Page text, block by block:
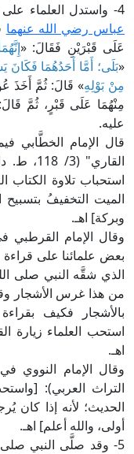
رضي الله عنهما
قَبْرَيْنِ فَقَالَ: «
بَلَى؛ أَمَّا أَحَدُهُمَا فَكَانَ
بَوْلِهِ» قَالَ: ثُمَّ أَخَذَ
عَلَى قَبْرٍ، ثُمَّ قَالَ: «
الإمام الخطَّابي
القاري"
تلاوة الكتاب
التخفيفُ بتسبيح
اهـ.
علمائنا على قراءة
شقَّه النبي صلى الله
هذا غرس الأشجار
فكيف بقراءة
العلماء زيارة
العربي): [واستحب
لأنه إذا كان
والله أعلم] اهـ.
5- وقد صلَّى النبي صلى